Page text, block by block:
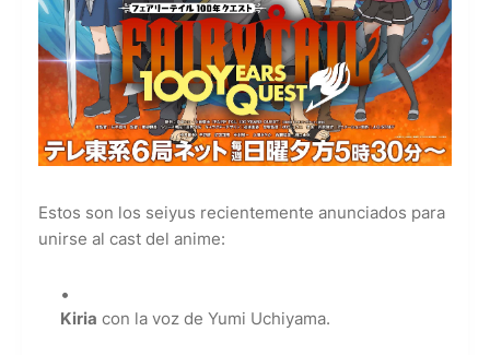
Estos son los seiyus recientemente anunciados para
unirse al cast del anime:
Kiria con la voz de Yumi Uchiyama.